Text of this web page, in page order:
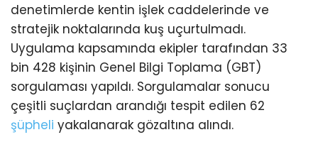
denetimlerde kentin işlek caddelerinde ve
stratejik noktalarında kuş uçurtulmadı.
Uygulama kapsamında ekipler tarafından 33
bin 428 kişinin Genel Bilgi Toplama (GBT)
sorgulaması yapıldı. Sorgulamalar sonucu
çeşitli suçlardan arandığı tespit edilen 62
şüpheli yakalanarak gözaltına alındı.